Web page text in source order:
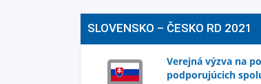
SLOVENSKO – ČESKO RD 2021
Verejná výzva na
podporujúcich